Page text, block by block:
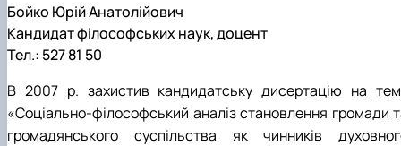
Бойко Юрій Анатолійович
Кандидат філософських наук, доцент
Тел.: 527 81 50
В 2007 р. захистив кандидатську дисертацію на
«Соціально-філософський аналіз становлення громади
громадянського суспільства як чинників